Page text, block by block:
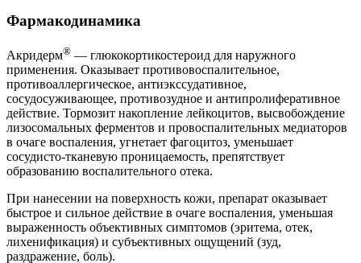
Фармакодинамика
Акридерм® — глюкокортикостероид для наружного
применения. Оказывает противовоспалительное,
противоаллергическое, антиэкссудативное,
сосудосуживающее, противозудное и антипролиферативное
действие. Тормозит накопление лейкоцитов, высвобождение
лизосомальных ферментов и провоспалительных медиаторов
в очаге воспаления, угнетает фагоцитоз, уменьшает
сосудисто-тканевую проницаемость, препятствует
образованию воспалительного отека.
При нанесении на поверхность кожи, препарат оказывает
быстрое и сильное действие в очаге воспаления, уменьшая
выраженность объективных симптомов (эритема, отек,
лихенификация) и субъективных ощущений (зуд,
раздражение, боль).